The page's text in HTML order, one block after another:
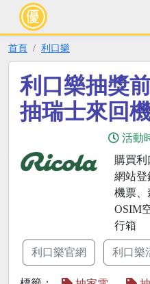
首頁 利口樂
利口樂抽獎
抽瑞士來回
活動
購買
網站登
機票、
OSIM
行箱
利口樂官網 利口樂